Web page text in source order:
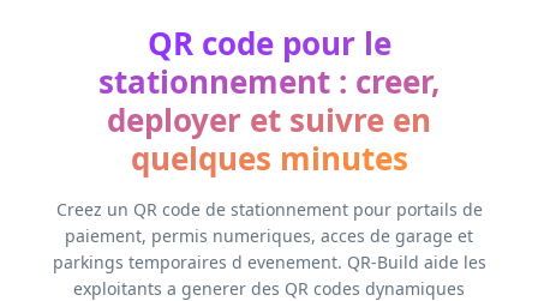
QR code pour le
stationnement : creer,
deployer et suivre en
quelques minutes
Creez un QR code de stationnement pour portails de
paiement, permis numeriques, acces de garage et
parkings temporaires d evenement. QR-Build aide les
exploitants a generer des QR codes dynamiques